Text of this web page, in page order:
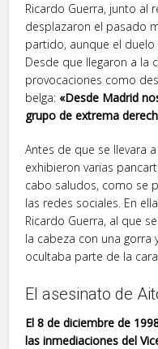
Ricardo Guerra, junto al
desplazaron el pasado
partido, aunque el
Desde que llegaron a la
provocaciones como
belga: «Desde Madrid
grupo de extrema
Antes de que se llevara
exhibieron varias
cabo saludos, como se
las redes sociales. En
Ricardo Guerra, al que
la cabeza con una gorra
ocultaba parte de la
El asesinato de
El 8 de diciembre de
las inmediaciones del